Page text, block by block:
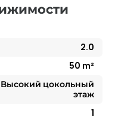
2.0
50 m²
Высокий цокольный
этаж
1